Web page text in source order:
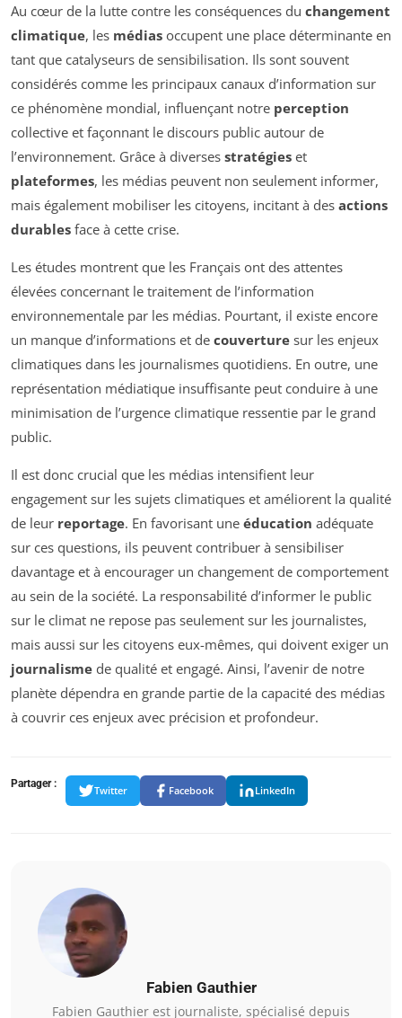
Au cœur de la lutte contre les conséquences du changement
climatique, les médias occupent une place déterminante en
tant que catalyseurs de sensibilisation. Ils sont souvent
considérés comme les principaux canaux d’information sur
ce phénomène mondial, influençant notre perception
collective et façonnant le discours public autour de
l’environnement. Grâce à diverses stratégies et
plateformes, les médias peuvent non seulement informer,
mais également mobiliser les citoyens, incitant à des actions
durables face à cette crise.
Les études montrent que les Français ont des attentes
élevées concernant le traitement de l’information
environnementale par les médias. Pourtant, il existe encore
un manque d’informations et de couverture sur les enjeux
climatiques dans les journalismes quotidiens. En outre, une
représentation médiatique insuffisante peut conduire à une
minimisation de l’urgence climatique ressentie par le grand
public.
Il est donc crucial que les médias intensifient leur
engagement sur les sujets climatiques et améliorent la qualité
de leur reportage. En favorisant une éducation adéquate
sur ces questions, ils peuvent contribuer à sensibiliser
davantage et à encourager un changement de comportement
au sein de la société. La responsabilité d’informer le public
sur le climat ne repose pas seulement sur les journalistes,
mais aussi sur les citoyens eux-mêmes, qui doivent exiger un
journalisme de qualité et engagé. Ainsi, l’avenir de notre
planète dépendra en grande partie de la capacité des médias
à couvrir ces enjeux avec précision et profondeur.
Partager :
Twitter Facebook LinkedIn
Fabien Gauthier
Fabien Gauthier est journaliste, spécialisé depuis